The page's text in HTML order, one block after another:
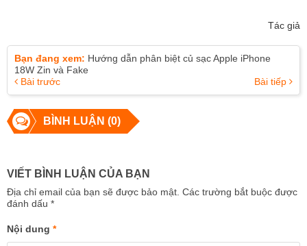
Tác giả
Bạn đang xem: Hướng dẫn phân biệt củ sạc Apple iPhone
18W Zin và Fake
Bài trước
Bài tiếp
BÌNH LUẬN (0)
VIẾT BÌNH LUẬN CỦA BẠN
Địa chỉ email của bạn sẽ được bảo mật. Các trường bắt buộc được
đánh dấu *
Nội dung *